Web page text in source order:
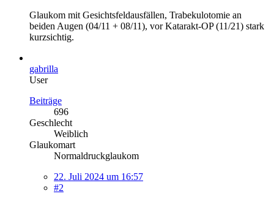
Glaukom mit Gesichtsfeldausfällen, Trabekulotomie an
beiden Augen (04/11 + 08/11), vor Katarakt-OP (11/21) stark
kurzsichtig.
gabrilla
User
Beiträge
696
Geschlecht
Weiblich
Glaukomart
Normaldruckglaukom
22. Juli 2024 um 16:57
#2